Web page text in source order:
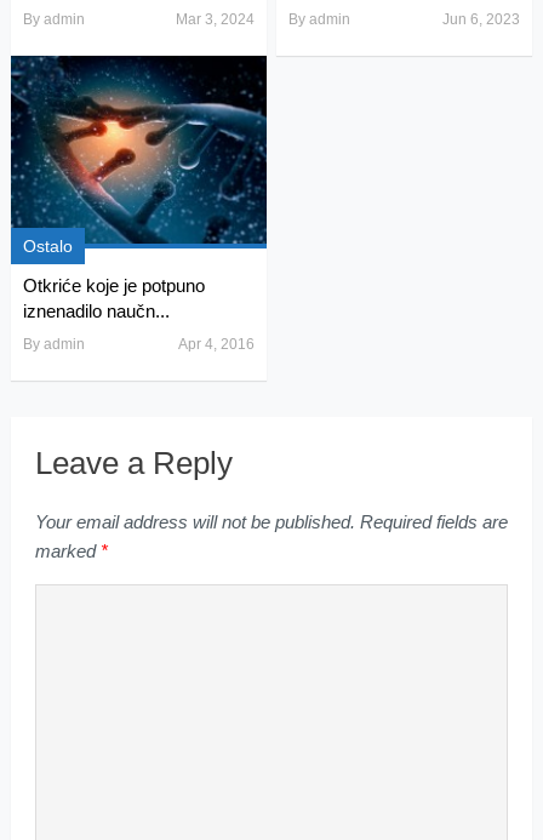
By admin Mar 3, 2024 Byadmin Jun 6, 2023
Ostalo
Otkriće koje je potpuno
iznenadilo naučn...
By admin Apr 4, 2016
Leave a Reply
Your email address will not be published. Required fields are
marked *